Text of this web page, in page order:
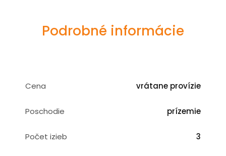
Podrobné informácie
Cena vrátane provízie
Poschodie prízemie
Počet izieb 3